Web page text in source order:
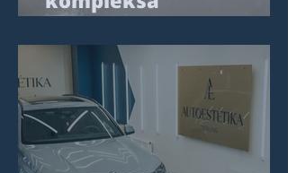
pirmajiem
ekspluatācijas gadiem